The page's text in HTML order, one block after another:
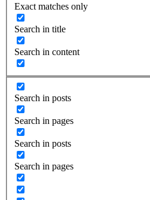
Exact matches only
Search in title
Search in content
Search in posts
Search in pages
Search in posts
Search in pages